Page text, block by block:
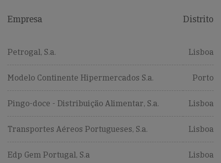
Empresa Distrito
Petrogal, S.a. Lisboa
Modelo Continente Hipermercados S.a. Porto
Pingo-doce - Distribuição Alimentar, S.a. Lisboa
Transportes Aéreos Portugueses, S.a. Lisboa
Edp Gem Portugal, S.a Lisboa